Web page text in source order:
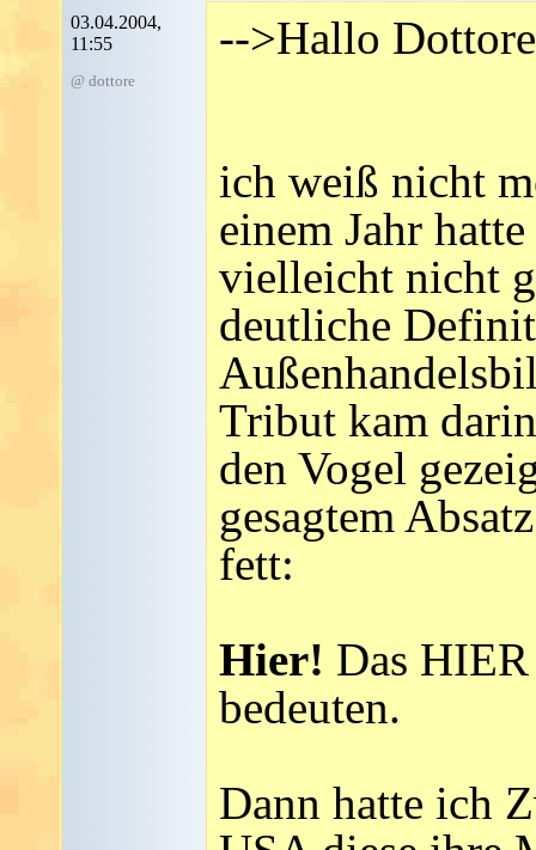
03.04.2004,
11:55
@ dottore
-->Hallo
ich weiß nicht
einem Jahr
vielleicht nicht
deutliche
Tribut kam
den Vogel
gesagtem
fett:
Hier! Das
bedeuten.
Dann hatte ich